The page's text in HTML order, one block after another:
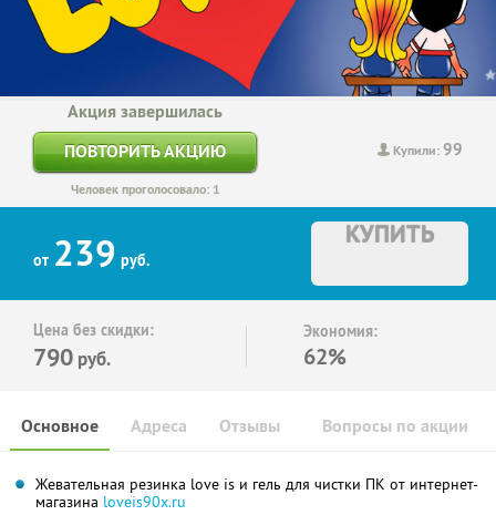
Купили:99
Акция завершилась
ПОВТОРИТЬ АКЦИЮ
Человек проголосовало: 1
от 239 руб.
КУПИТЬ
Цена без скидки:
790 руб.
Экономия:
62%
Основное Отзывы Вопросы по акции
Адреса
Жевательная резинка love is и гель для чистки ПК от интернет-
магазина loveis90x.ru